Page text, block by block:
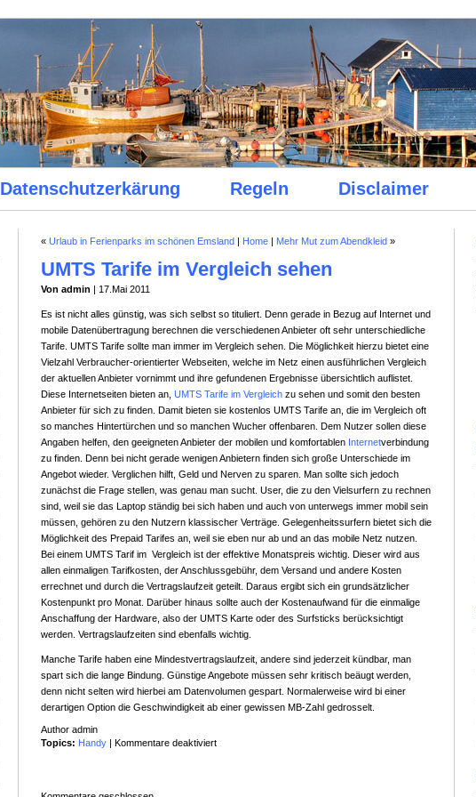
Datenschutzerkärung Regeln Disclaimer
« Urlaub in Ferienparks im schönen Emsland | Home | Mehr Mut zum Abendkleid »
UMTS Tarife im Vergleich sehen
Von admin | 17.Mai 2011
Es ist nicht alles günstig, was sich selbst so tituliert. Denn gerade in Bezug auf Internet und
mobile Datenübertragung berechnen die verschiedenen Anbieter oft sehr unterschiedliche
Tarife. UMTS Tarife sollte man immer im Vergleich sehen. Die Möglichkeit hierzu bietet eine
Vielzahl Verbraucher-orientierter Webseiten, welche im Netz einen ausführlichen Vergleich
der aktuellen Anbieter vornimmt und ihre gefundenen Ergebnisse übersichtlich auflistet.
Diese Internetseiten bieten an, UMTS Tarife im Vergleich zu sehen und somit den besten
Anbieter für sich zu finden. Damit bieten sie kostenlos UMTS Tarife an, die im Vergleich oft
so manches Hintertürchen und so manchen Wucher offenbaren. Dem Nutzer sollen diese
Angaben helfen, den geeigneten Anbieter der mobilen und komfortablen Internetverbindung
zu finden. Denn bei nicht gerade wenigen Anbietern finden sich große Unterschiede im
Angebot wieder. Verglichen hilft, Geld und Nerven zu sparen. Man sollte sich jedoch
zunächst die Frage stellen, was genau man sucht. User, die zu den Vielsurfern zu rechnen
sind, weil sie das Laptop ständig bei sich haben und auch von unterwegs immer mobil sein
müssen, gehören zu den Nutzern klassischer Verträge. Gelegenheitssurfern bietet sich die
Möglichkeit des Prepaid Tarifes an, weil sie eben nur ab und an das mobile Netz nutzen.
Bei einem UMTS Tarif im Vergleich ist der effektive Monatspreis wichtig. Dieser wird aus
allen einmaligen Tarifkosten, der Anschlussgebühr, dem Versand und andere Kosten
errechnet und durch die Vertragslaufzeit geteilt. Daraus ergibt sich ein grundsätzlicher
Kostenpunkt pro Monat. Darüber hinaus sollte auch der Kostenaufwand für die einmalige
Anschaffung der Hardware, also der UMTS Karte oder des Surfsticks berücksichtigt
werden. Vertragslaufzeiten sind ebenfalls wichtig.
Manche Tarife haben eine Mindestvertragslaufzeit, andere sind jederzeit kündbar, man
spart sich die lange Bindung. Günstige Angebote müssen sehr kritisch beäugt werden,
denn nicht selten wird hierbei am Datenvolumen gespart. Normalerweise wird bi einer
derartigen Option die Geschwindigkeit ab einer gewissen MB-Zahl gedrosselt.
Author admin
Topics: Handy | Kommentare deaktiviertfür